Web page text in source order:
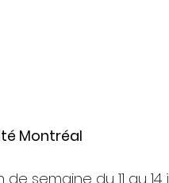
Montréal
de semaine du 11 au